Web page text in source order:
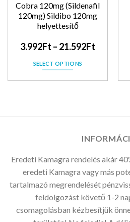
Cobra 120mg (Sildenafil
120mg) Sildibo 120mg
helyettesítő
3.992Ft – 21.592Ft
SELECT OPTIONS
Eredeti Kamagra rendelés akár
eredeti Kamagra vagy más
tartalmazó megrendelését
feldolgozást követő 1-2
csomagolásban kézbesítjük